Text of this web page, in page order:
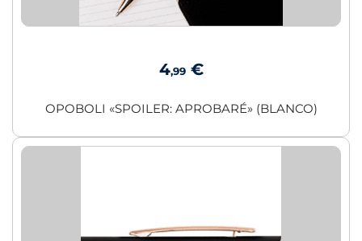
4,99 €
OPOBOLI «SPOILER: APROBARÉ» (BLANCO)